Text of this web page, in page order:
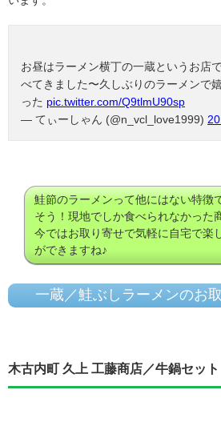
お昼はラーメン横丁の一蔵というお店
べてきました〜久しぶりのラーメンで
った pic.twitter.com/Q9tlmU90sp
— てぃーしゃん (@n_vcl_love1999)
鮭節のラーメンって他にはない特徴
そう！現地でしか食べられなかった
今ではお取り寄せで気軽に自宅で楽
ができますね♪
一蔵／鮭ぶしラーメンのお
木古内町 久上 工藤商店／牛鍋セット